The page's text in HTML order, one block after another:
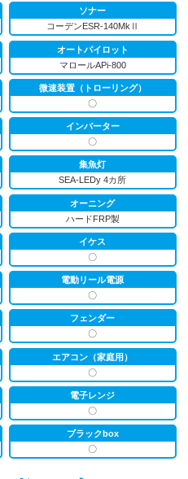
ソナー
コーデンESR-140MkⅡ
オートパイロット
マロールAPi-800
微速装置（トローリング）
〇
インバーター
〇
集魚灯
SEA-LEDy 4カ所
オーニング
ハードFRP製
イケス
〇
電動リール電源
〇
フェンダー
〇
エアコン（家庭用）
〇
電子レンジ
〇
ブラックbox
〇